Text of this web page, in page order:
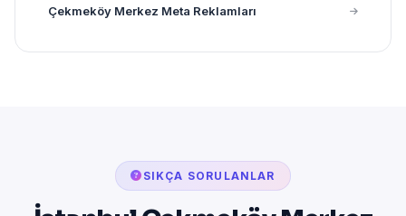
Çekmeköy Merkez Meta Reklamları
SIKÇA SORULANLAR